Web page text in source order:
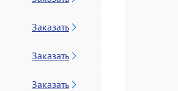
Заказать
Заказать
Заказать